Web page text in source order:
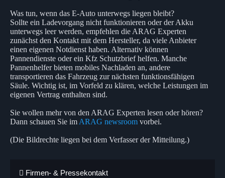
Was tun, wenn das E-Auto unterwegs liegen bleibt?
Sollte ein Ladevorgang nicht funktionieren oder der Akku
unterwegs leer werden, empfehlen die ARAG Experten
zunächst den Kontakt mit dem Hersteller, da viele Anbieter
einen eigenen Notdienst haben. Alternativ können
Pannendienste oder ein Kfz Schutzbrief helfen. Manche
Pannenhelfer bieten mobiles Nachladen an, andere
transportieren das Fahrzeug zur nächsten funktionsfähigen
Säule. Wichtig ist, im Vorfeld zu klären, welche Leistungen im
eigenen Vertrag enthalten sind.
Sie wollen mehr von den ARAG Experten lesen oder hören?
Dann schauen Sie im ARAG newsroom vorbei.
(Die Bildrechte liegen bei dem Verfasser der Mitteilung.)
Firmen- & Pressekontakt